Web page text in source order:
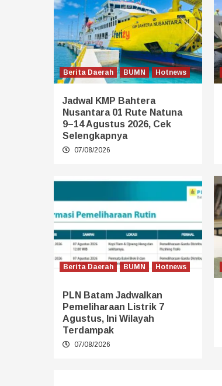
Berita Daerah BUMN Hotnews
Jadwal KMP Bahtera
Nusantara 01 Rute Natuna
9–14 Agustus 2026, Cek
Selengkapnya
07/08/2026
Berita Daerah BUMN Hotnews
PLN Batam Jadwalkan
Pemeliharaan Listrik 7
Agustus, Ini Wilayah
Terdampak
07/08/2026